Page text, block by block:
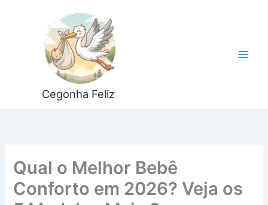
Cegonha Feliz
Qual o Melhor Bebê
Conforto em 2026? Veja os